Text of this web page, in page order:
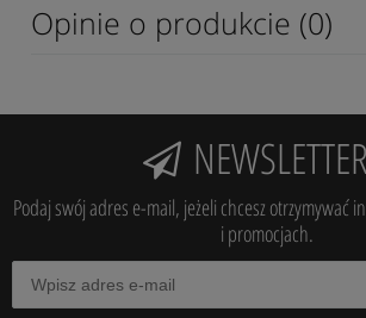
Opinie o produkcie (0)
NEWSLETTER
Podaj swój adres e-mail, jeżeli chcesz otrzymywać
i promocjach.